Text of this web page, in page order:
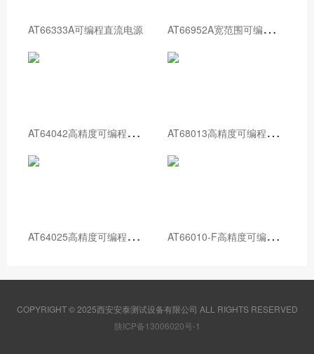
AT66333A可编程直流电源 A
T66952A宽范围可编程直流电源
A
T64042高精度可编程直流电源 A
T68013高精度可编程直流电源
A
T64025高精度可编程直流电源 A
T66010-F高精度可编程直流电源
COPYRIGHT © 2025西安安泰测试设备有限公司 ALL RIGHTS RESERVED
陕ICP备13006020号-1